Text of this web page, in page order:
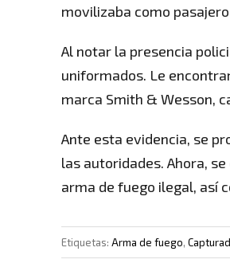
movilizaba como
Al notar la presencia
uniformados. Le
marca Smith & Wesson,
Ante esta evidencia, se
las autoridades. Ahora,
arma de fuego ilegal, así
Etiquetas: Arma de fuego,